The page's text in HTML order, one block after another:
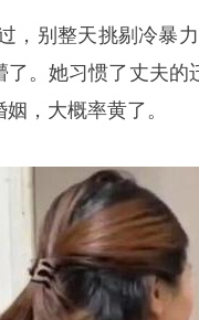
，别整天挑剔冷暴
了。她习惯了丈夫
，大概率黄了。